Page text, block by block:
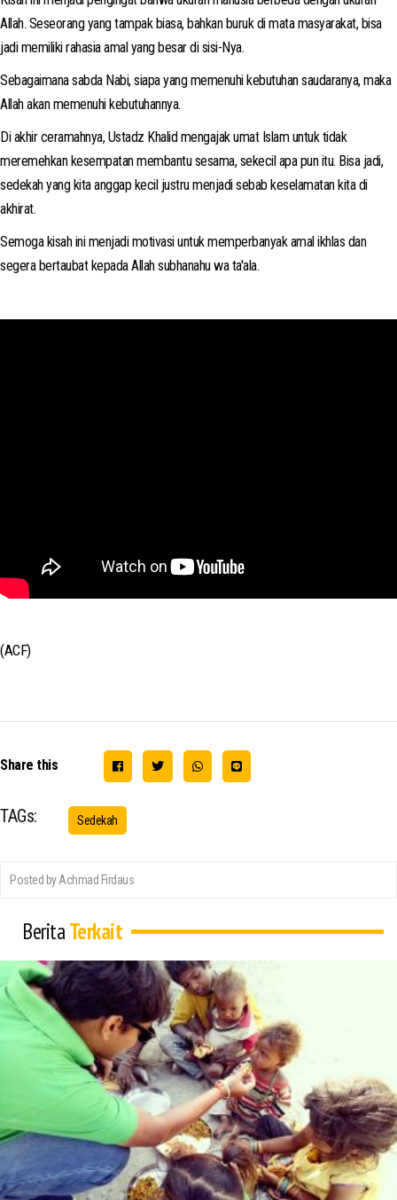
Allah. Seseorang yang tampak biasa, bahkan buruk di mata masyarakat, bisa
jadi memiliki rahasia amal yang besar di sisi-Nya.
Sebagaimana sabda Nabi, siapa yang memenuhi kebutuhan saudaranya, maka
Allah akan memenuhi kebutuhannya.
Di akhir ceramahnya, Ustadz Khalid mengajak umat Islam untuk tidak
meremehkan kesempatan membantu sesama, sekecil apa pun itu. Bisa jadi,
sedekah yang kita anggap kecil justru menjadi sebab keselamatan kita di
akhirat.
Semoga kisah ini menjadi motivasi untuk memperbanyak amal ikhlas dan
segera bertaubat kepada Allah subhanahu wa ta'ala.
(ACF)
Share this
TAGs: Sedekah
Posted by Achmad Firdaus
BeritaTerkait